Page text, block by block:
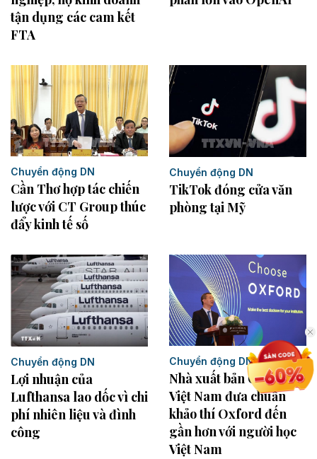
tận dụng các cam kết
FTA
Chuyển động DN
Cần Thơ hợp tác chiến
lược với CT Group thúc
đẩy kinh tế số
Chuyển động DN
TikTok đóng cửa văn
phòng tại Mỹ
Chuyển động DN
Lợi nhuận của
Lufthansa lao dốc vì chi
phí nhiên liệu và đình
công
Chuyển động DN
Nhà xuất bản Giáo dục
Việt Nam đưa chuẩn
khảo thí Oxford đến
gần hơn với người học
Việt Nam